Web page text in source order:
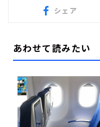
シェア
あわせて読みたい